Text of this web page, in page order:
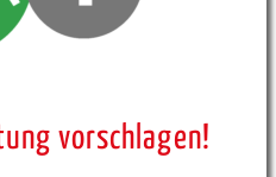
vorschlagen!